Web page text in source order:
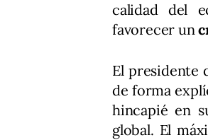
calidad del
favorecer un
El presidente
de forma
hincapié en
global. El